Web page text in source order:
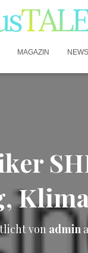
MAGAZIN
von admin